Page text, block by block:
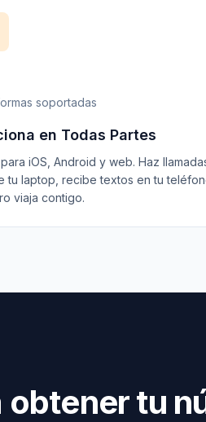
soportadas
en Todas Partes
iOS, Android y web. Haz
tu laptop, recibe textos en tu
viaja contigo.
obtener tu